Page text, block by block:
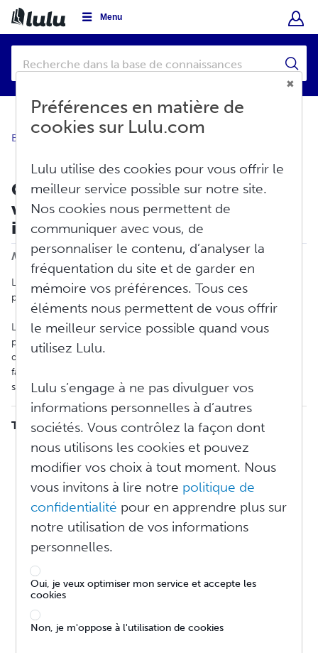
Menu
Base de connaissances
Comment puis-je définir un prix de
vente au détail pour mon livre
imprimé ?
Modifié le : Ven, Mars 6, 2026 à 9:49 H
Les créateurs fixent le prix de leur livre imprimé pendant le
processus de création.
Le prix minimum pour un livre imprimé est le coût de
production. Si vous souhaitez distribuer votre livre via des sites
de vente en ligne, des frais de distribution sont également
facturés. Ensuite, vous ajoutez le montant des revenus que vous
souhaitez gagner sur chaque livre acheté.
TABLE DES MATIÈRES
Livres admissibles à la Distribution au détail
Calculateurs
Prix de vente au détail : commencer
Bénéfices vs. Revenu
Déterminer le prix d'un produit
Prix de gros
Prix de vente
Prix de détail suggéré et vos revenus
Calculateur de prix de vente au détail
Prix de la librairie Lulu par rapport au prix de détail
Pourquoi le prix de ma librairie Lulu doit-il correspondre à
Préférences en matière de
cookies sur Lulu.com
Lulu utilise des cookies pour vous offrir le
meilleur service possible sur notre site.
Nos cookies nous permettent de
communiquer avec vous, de
personnaliser le contenu, d’analyser la
fréquentation du site et de garder en
mémoire vos préférences. Tous ces
éléments nous permettent de vous offrir
le meilleur service possible quand vous
utilisez Lulu.
Lulu s’engage à ne pas divulguer vos
informations personnelles à d’autres
sociétés. Vous contrôlez la façon dont
nous utilisons les cookies et pouvez
modifier vos choix à tout moment. Nous
vous invitons à lire notre politique de
confidentialité pour en apprendre plus sur
notre utilisation de vos informations
personnelles.
Oui, je veux optimiser mon service et accepte les
cookies
Non, je m'oppose à l'utilisation de cookies